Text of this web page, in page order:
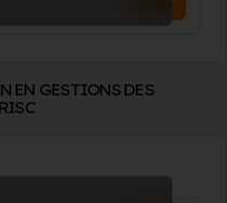
EN GESTIONS DES